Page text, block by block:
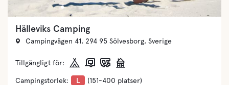
Hälleviks Camping
Campingvägen 41, 294 95 Sölvesborg, Sverige
Tillgängligt för:
Campingstorlek: L (151-400 platser)